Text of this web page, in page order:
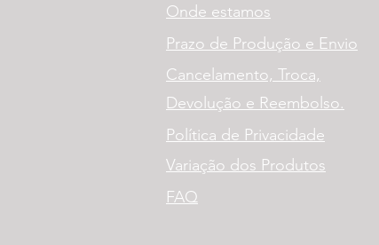
Onde estamos
Prazo de Produção e Envio
Cancelamento, Troca,
Devolução e Reembolso.
Política de Privacidade
Variação dos Produtos
FAQ